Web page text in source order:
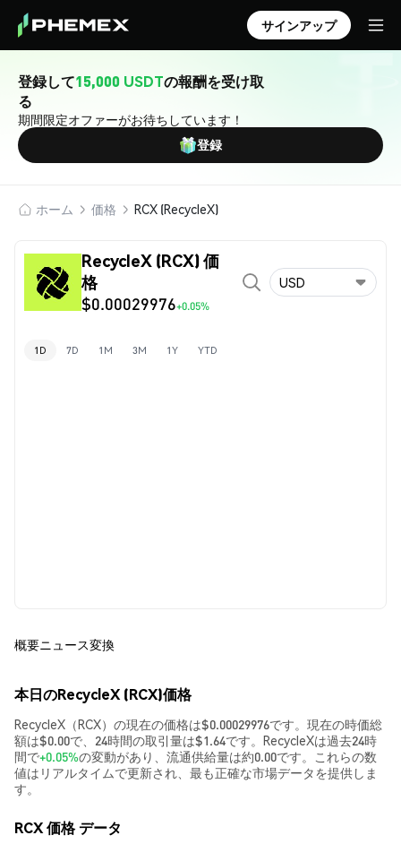
サインアップ
登録して15,000 USDTの報酬を受け取
る
期間限定オファーがお待ちしています！
登録
ホーム 価格 RCX (RecycleX)
RecycleX (RCX) 価
格
$0.00029976+0.05%
USD
1D 7D 1M 3M 1Y YTD
概要ニュース変換
本日のRecycleX (RCX)価格
RecycleX（RCX）の現在の価格は$0.00029976です。現在の時価総
額は$0.00で、24時間の取引量は$1.64です。RecycleXは過去24時
間で+0.05%の変動があり、流通供給量は約0.00です。これらの数
値はリアルタイムで更新され、最も正確な市場データを提供しま
す。
RCX 価格 データ